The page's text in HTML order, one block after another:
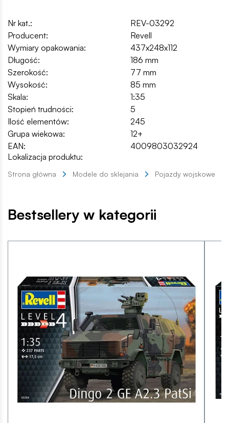
Nr kat.:
REV-03292
Producent:
Revell
Wymiary opakowania:
437x248x112
Długość:
186 mm
Szerokość:
77 mm
Wysokość:
85 mm
Skala:
1:35
Stopień trudności:
5
Ilość elementów:
245
Grupa wiekowa:
12+
EAN:
4009803032924
Lokalizacja produktu:
Strona główna Modele do sklejania Pojazdy wojskowe
Bestsellery w kategorii